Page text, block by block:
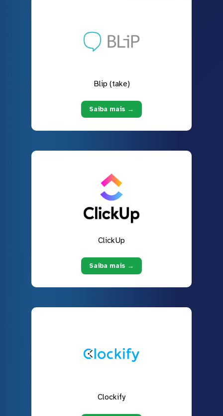
Blip (take)
Saiba mais →
ClickUp
Saiba mais →
Clockify